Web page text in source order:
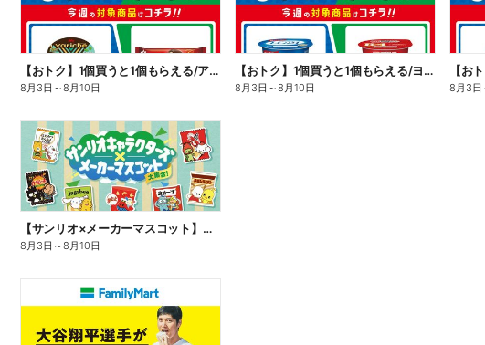
【おトク】1個買うと1個もらえる/アイス
8月3日 ～8月10日
【おトク】1個買うと1個もらえる/ヨーグルト
8月3日 ～8月10日
【お
8月3日
【サンリオ×メーカーマスコット】オリジナルグッズ貰える!
8月3日 ～8月10日